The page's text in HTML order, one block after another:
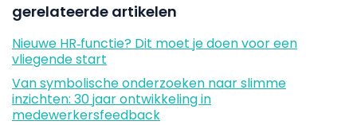
gerelateerde artikelen
Nieuwe HR‑functie? Dit moet je doen voor een
vliegende start
Van symbolische onderzoeken naar slimme
inzichten: 30 jaar ontwikkeling in
medewerkersfeedback